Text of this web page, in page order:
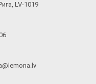
LV-1019